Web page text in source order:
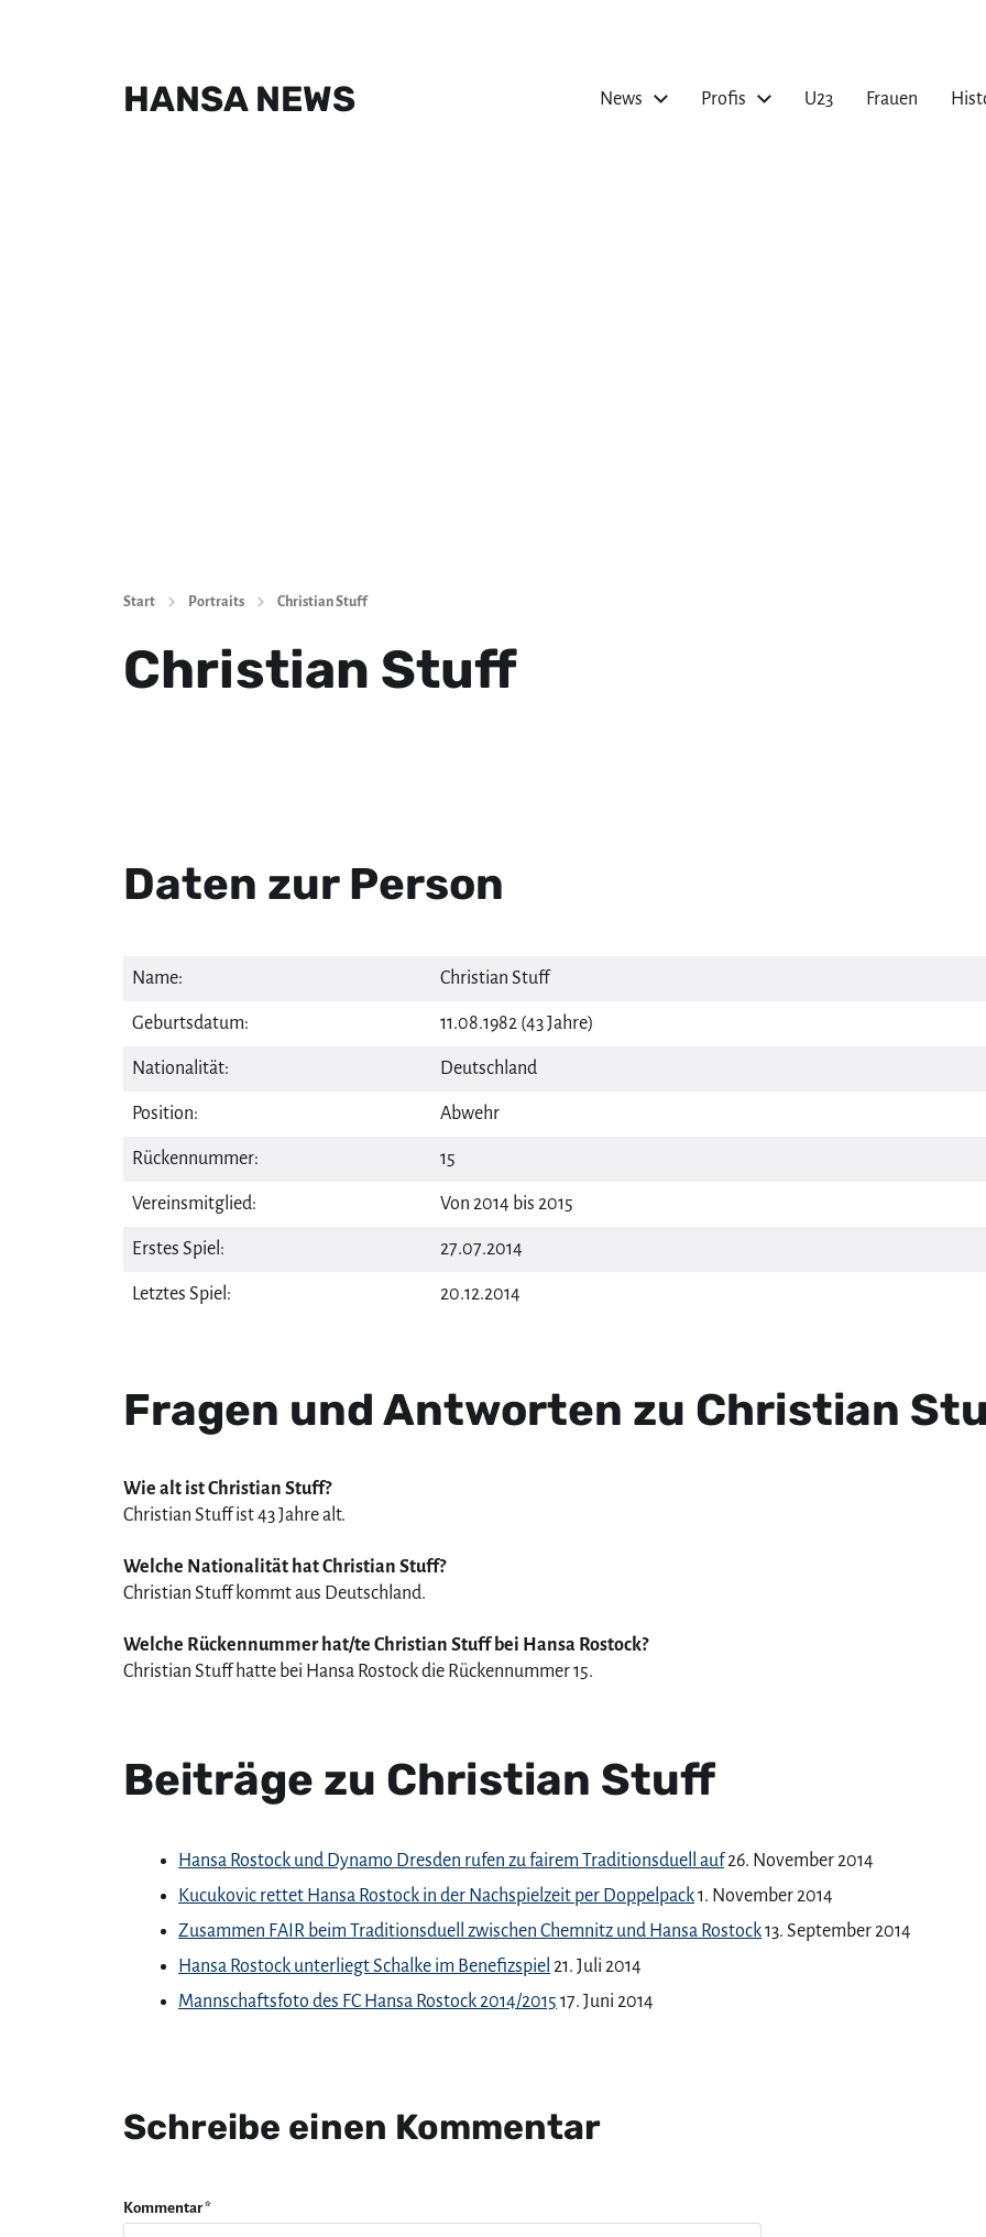
HANSA NEWS News Profis U23 Frauen
Start Portraits Christian Stuff
Christian Stuff
Daten zur Person
Name: Christian Stuff
Geburtsdatum: 11.08.1982 (43 Jahre)
Nationalität: Deutschland
Position: Abwehr
Rückennummer: 15
Vereinsmitglied: Von 2014 bis 2015
Erstes Spiel: 27.07.2014
Letztes Spiel: 20.12.2014
Fragen und Antworten zu Christian
Wie alt ist Christian Stuff?
Christian Stuff ist 43 Jahre alt.
Welche Nationalität hat Christian Stuff?
Christian Stuff kommt aus Deutschland.
Welche Rückennummer hat/te Christian Stuff bei Hansa Rostock?
Christian Stuff hatte bei Hansa Rostock die Rückennummer 15.
Beiträge zu Christian Stuff
Hansa Rostock und Dynamo Dresden rufen zu fairem Traditionsduell auf26. November 2014
Kucukovic rettet Hansa Rostock in der Nachspielzeit per Doppelpack1. November 2014
Zusammen FAIR beim Traditionsduell zwischen Chemnitz und Hansa Rostock13. September 2014
Hansa Rostock unterliegt Schalke im Benefizspiel 21. Juli 2014
Mannschaftsfoto des FC Hansa Rostock 2014/2015 17. Juni 2014
Schreibe einen Kommentar
Kommentar*